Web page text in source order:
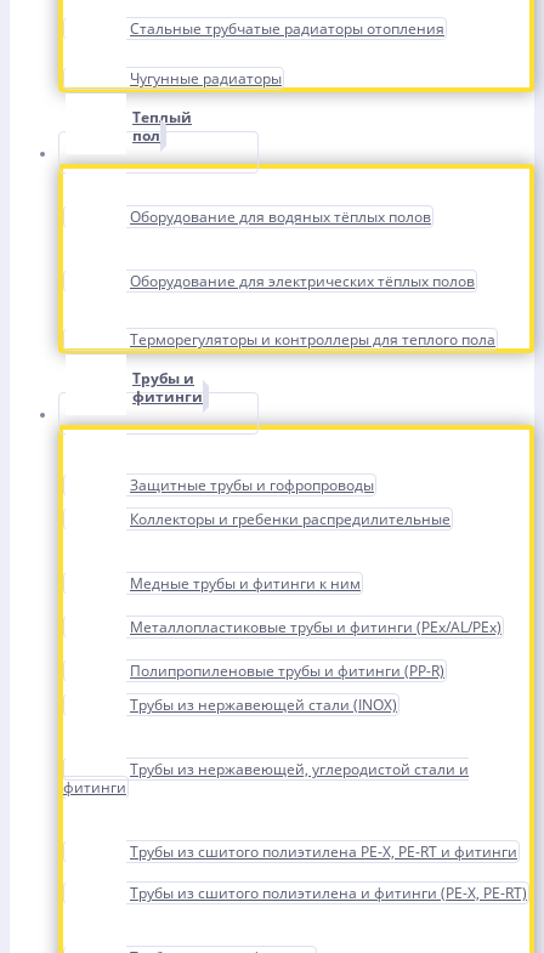
Стальные трубчатые радиаторы отопления
Чугунные радиаторы
Теплый
пол
Оборудование для водяных тёплых полов
Оборудование для электрических тёплых полов
Терморегуляторы и контроллеры для теплого пола
Трубы и
фитинги
Защитные трубы и гофропроводы
Коллекторы и гребенки распредилительные
Медные трубы и фитинги к ним
Металлопластиковые трубы и фитинги (PEx/AL/PEx)
Полипропиленовые трубы и фитинги (PP-R)
Трубы из нержавеющей стали (INOX)
Трубы из нержавеющей, углеродистой стали и
фитинги
Трубы из сшитого полиэтилена PE-X, PE-RT и фитинги
Трубы из сшитого полиэтилена и фитинги (PE-X, PE-RT)